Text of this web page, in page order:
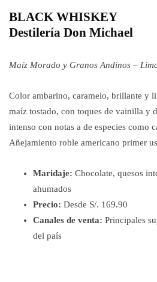
BLACK WHISKEY
Destilería Don Michael
Maíz Morado y Granos Andinos –
Color ambarino, caramelo, brillante y
maíz tostado, con toques de vainilla y
intenso con notas a de especies como
Añejamiento roble americano primer
Maridaje: Chocolate, quesos
ahumados
Precio: Desde S/. 169.90
Canales de venta: Principales
del país